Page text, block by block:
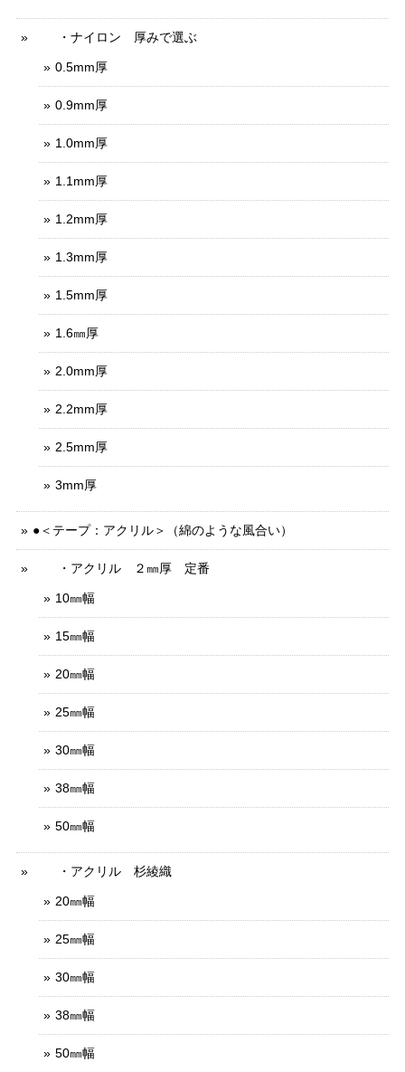
・ナイロン 厚みで選ぶ
0.5mm厚
0.9mm厚
1.0mm厚
1.1mm厚
1.2mm厚
1.3mm厚
1.5mm厚
1.6㎜厚
2.0mm厚
2.2mm厚
2.5mm厚
3mm厚
●＜テープ：アクリル＞（綿のような風合い）
・アクリル ２㎜厚 定番
10㎜幅
15㎜幅
20㎜幅
25㎜幅
30㎜幅
38㎜幅
50㎜幅
・アクリル 杉綾織
20㎜幅
25㎜幅
30㎜幅
38㎜幅
50㎜幅